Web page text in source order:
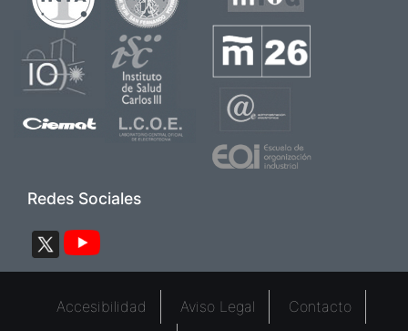
Image Image
Image Image
Image
Image
Redes Sociales
ImageImage
Accesibilidad Aviso Legal
Contacto